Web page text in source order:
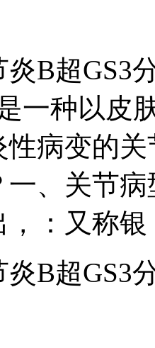
B超GS3
是一种以
病变的
、关节
：又称银
B超GS3